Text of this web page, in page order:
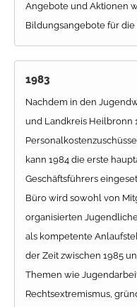
Angebote und Aktionen
Bildungsangebote für
1983
Nachdem in den
und Landkreis Heilbronn
kann 1984 die erste
Geschäftsführers
Büro wird sowohl von
organisierten
als kompetente
der Zeit zwischen 1985
Themen wie
Rechtsextremismus,